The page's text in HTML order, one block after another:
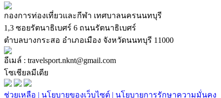
กองการท่องเที่ยวและกีฬา เทศบาลนครนนทบุรี
1,3 ซอยรัตนาธิเบศร์ 6 ถนนรัตนาธิเบศร์
ตำบลบางกระสอ อำเภอเมือง จังหวัดนนทบุรี 11000
อีเมล์ : travelsport.nknt@gmail.com
โซเชียลมีเดีย
ช่วยเหลือ | นโยบายของเว็บไซต์ | นโยบายการรักษาความมั่นคง